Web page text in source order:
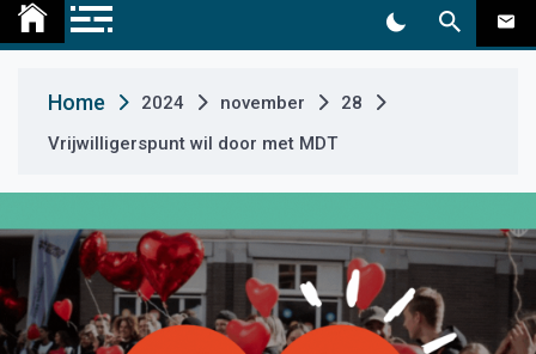
t
Home 2024 november
28
Vrijwilligerspunt wil door met MDT